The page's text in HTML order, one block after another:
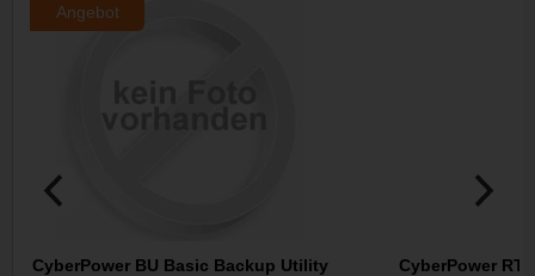
Angebot
CyberPower BU Basic Backup Utility CyberPower